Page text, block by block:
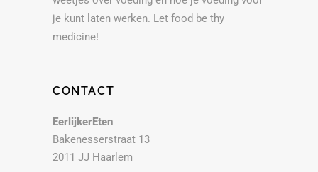
je kunt laten werken. Let food be thy
medicine!
CONTACT
EerlijkerEten
Bakenesserstraat 13
2011 JJ Haarlem